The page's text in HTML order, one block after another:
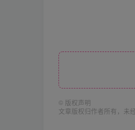
© 版权声明
文章版权归作者所有，未